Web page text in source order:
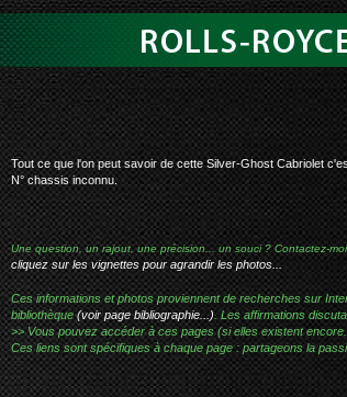
Tout ce que l'on peut savoir de cette Silver-Ghost Cabriolet
N° chassis inconnu.
Une question, un rajout, une précision... un souci ? Contactez-
cliquez sur les vignettes pour agrandir les photos...
Ces informations et photos proviennent de recherches sur
bibliothèque(voir page bibliographie...). Les affirmations
>> Vous pouvez accéder à ces pages (si elles existent
Ces liens sont spécifiques à chaque page : partageons la